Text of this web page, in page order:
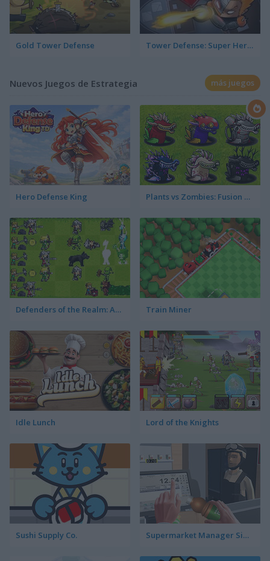
Gold Tower Defense Tower Defense: Super Heroes
Nuevos Juegos de Estrategia más juegos
Hero Defense King Plants vs Zombies: Fusion Mode
Defenders of the Realm: An Epic War! Train Miner
Idle Lunch Lord of the Knights
Sushi Supply Co. Supermarket Manager Simulator